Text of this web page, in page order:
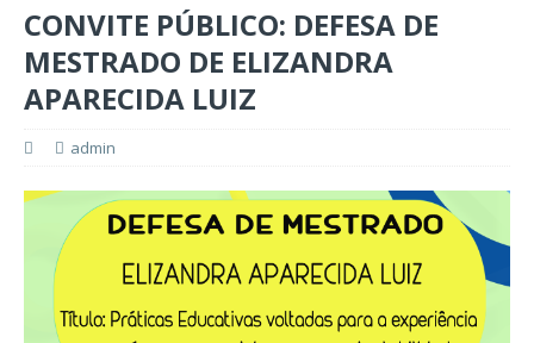
CONVITE PÚBLICO: DEFESA DE
MESTRADO DE ELIZANDRA
APARECIDA LUIZ
admin